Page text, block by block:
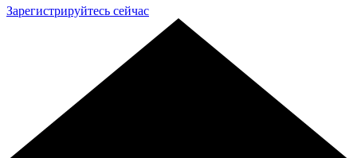
Зарегистрируйтесь сейчас